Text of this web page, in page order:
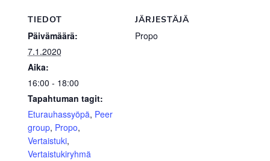
TIEDOT
Päivämäärä:
7.1.2020
Aika:
16:00 - 18:00
Tapahtuman tagit:
Eturauhassyöpä, Peer
group, Propo,
Vertaistuki,
Vertaistukiryhmä
JÄRJESTÄJÄ
Propo